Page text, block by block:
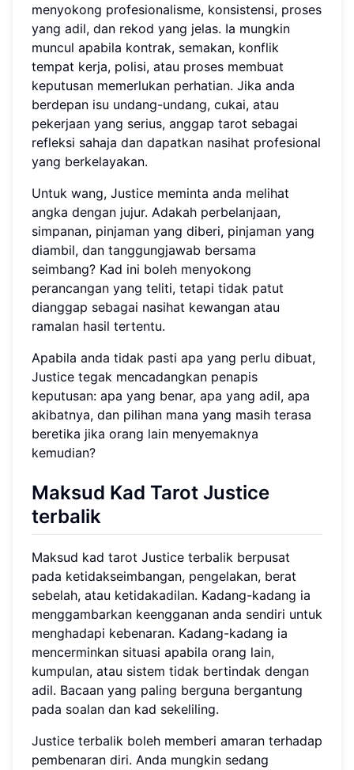
menyokong profesionalisme, konsistensi, proses
yang adil, dan rekod yang jelas. Ia mungkin
muncul apabila kontrak, semakan, konflik
tempat kerja, polisi, atau proses membuat
keputusan memerlukan perhatian. Jika anda
berdepan isu undang-undang, cukai, atau
pekerjaan yang serius, anggap tarot sebagai
refleksi sahaja dan dapatkan nasihat profesional
yang berkelayakan.
Untuk wang, Justice meminta anda melihat
angka dengan jujur. Adakah perbelanjaan,
simpanan, pinjaman yang diberi, pinjaman yang
diambil, dan tanggungjawab bersama
seimbang? Kad ini boleh menyokong
perancangan yang teliti, tetapi tidak patut
dianggap sebagai nasihat kewangan atau
ramalan hasil tertentu.
Apabila anda tidak pasti apa yang perlu dibuat,
Justice tegak mencadangkan penapis
keputusan: apa yang benar, apa yang adil, apa
akibatnya, dan pilihan mana yang masih terasa
beretika jika orang lain menyemaknya
kemudian?
Maksud Kad Tarot Justice
terbalik
Maksud kad tarot Justice terbalik berpusat
pada ketidakseimbangan, pengelakan, berat
sebelah, atau ketidakadilan. Kadang-kadang ia
menggambarkan keengganan anda sendiri untuk
menghadapi kebenaran. Kadang-kadang ia
mencerminkan situasi apabila orang lain,
kumpulan, atau sistem tidak bertindak dengan
adil. Bacaan yang paling berguna bergantung
pada soalan dan kad sekeliling.
Justice terbalik boleh memberi amaran terhadap
pembenaran diri. Anda mungkin sedang